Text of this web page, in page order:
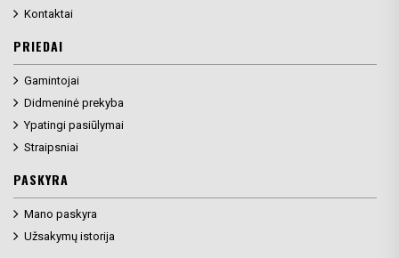
Kontaktai
PRIEDAI
Gamintojai
Didmeninė prekyba
Ypatingi pasiūlymai
Straipsniai
PASKYRA
Mano paskyra
Užsakymų istorija